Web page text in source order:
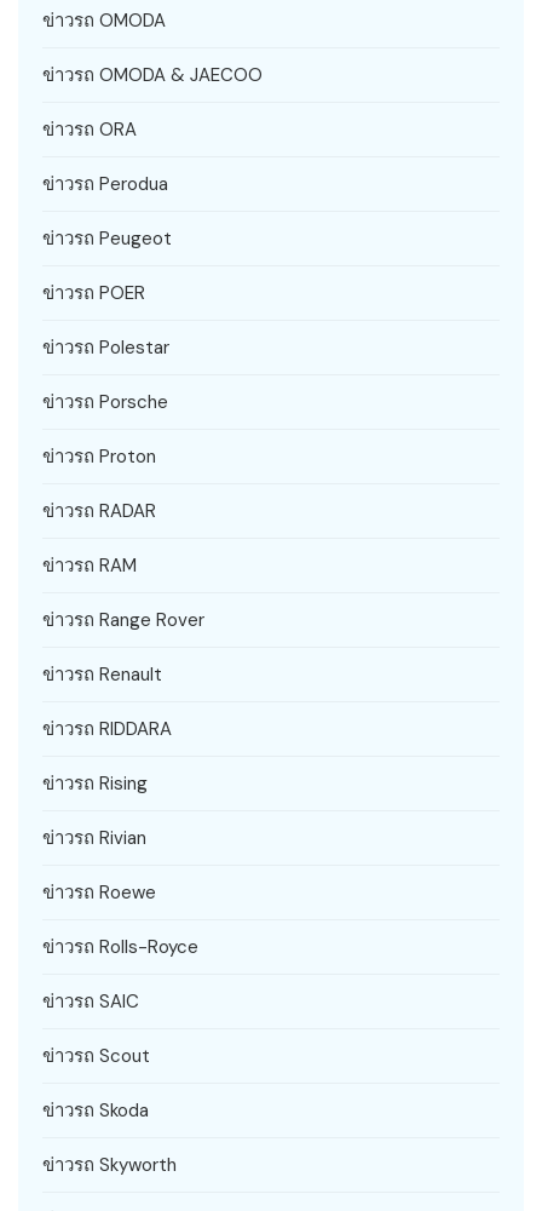
ข่าวรถ OMODA
ข่าวรถ OMODA & JAECOO
ข่าวรถ ORA
ข่าวรถ Perodua
ข่าวรถ Peugeot
ข่าวรถ POER
ข่าวรถ Polestar
ข่าวรถ Porsche
ข่าวรถ Proton
ข่าวรถ RADAR
ข่าวรถ RAM
ข่าวรถ Range Rover
ข่าวรถ Renault
ข่าวรถ RIDDARA
ข่าวรถ Rising
ข่าวรถ Rivian
ข่าวรถ Roewe
ข่าวรถ Rolls-Royce
ข่าวรถ SAIC
ข่าวรถ Scout
ข่าวรถ Skoda
ข่าวรถ Skyworth